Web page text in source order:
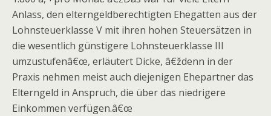
Anlass, den elterngeldberechtigten Ehegatten aus der
Lohnsteuerklasse V mit ihren hohen Steuersätzen in
die wesentlich günstigere Lohnsteuerklasse III
umzustufenâ€œ, erläutert Dicke, â€ždenn in der
Praxis nehmen meist auch diejenigen Ehepartner das
Elterngeld in Anspruch, die über das niedrigere
Einkommen verfügen.â€œ